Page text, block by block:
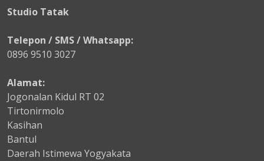
Studio Tatak
Telepon / SMS / Whatsapp:
0896 9510 3027
Alamat:
Jogonalan Kidul RT 02
Tirtonirmolo
Kasihan
Bantul
Daerah Istimewa Yogyakata